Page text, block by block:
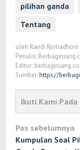
pilihan ganda
Tentang
oleh Randi Romadhoni
Penulis:
Editor:
Sumber:https://
Ikuti Kami Pada
Navigasi
pos
Pos sebelumnya
Kumpulan Soal